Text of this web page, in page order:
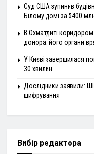
Суд США зупинив
Білому домі за $400 млн
В Охматдиті
донора: його органи
У Києві завершилася
30 хвилин
Дослідники заявили:
шифрування
Вибір редактора